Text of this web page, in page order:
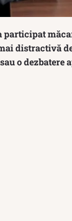
distractivă
o